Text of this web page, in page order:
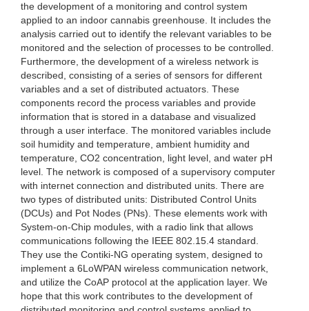
the development of a monitoring and control system
applied to an indoor cannabis greenhouse. It includes the
analysis carried out to identify the relevant variables to be
monitored and the selection of processes to be controlled.
Furthermore, the development of a wireless network is
described, consisting of a series of sensors for different
variables and a set of distributed actuators. These
components record the process variables and provide
information that is stored in a database and visualized
through a user interface. The monitored variables include
soil humidity and temperature, ambient humidity and
temperature, CO2 concentration, light level, and water pH
level. The network is composed of a supervisory computer
with internet connection and distributed units. There are
two types of distributed units: Distributed Control Units
(DCUs) and Pot Nodes (PNs). These elements work with
System-on-Chip modules, with a radio link that allows
communications following the IEEE 802.15.4 standard.
They use the Contiki-NG operating system, designed to
implement a 6LoWPAN wireless communication network,
and utilize the CoAP protocol at the application layer. We
hope that this work contributes to the development of